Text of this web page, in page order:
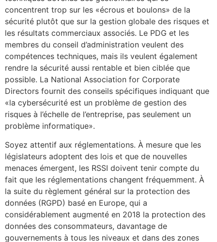
concentrent trop sur les «écrous et boulons» de la
sécurité plutôt que sur la gestion globale des risques et
les résultats commerciaux associés. Le PDG et les
membres du conseil d’administration veulent des
compétences techniques, mais ils veulent également
rendre la sécurité aussi rentable et bien ciblée que
possible. La National Association for Corporate
Directors fournit des conseils spécifiques indiquant que
«la cybersécurité est un problème de gestion des
risques à l’échelle de l’entreprise, pas seulement un
problème informatique».
Soyez attentif aux réglementations. À mesure que les
législateurs adoptent des lois et que de nouvelles
menaces émergent, les RSSI doivent tenir compte du
fait que les réglementations changent fréquemment. À
la suite du règlement général sur la protection des
données (RGPD) basé en Europe, qui a
considérablement augmenté en 2018 la protection des
données des consommateurs, davantage de
gouvernements à tous les niveaux et dans des zones